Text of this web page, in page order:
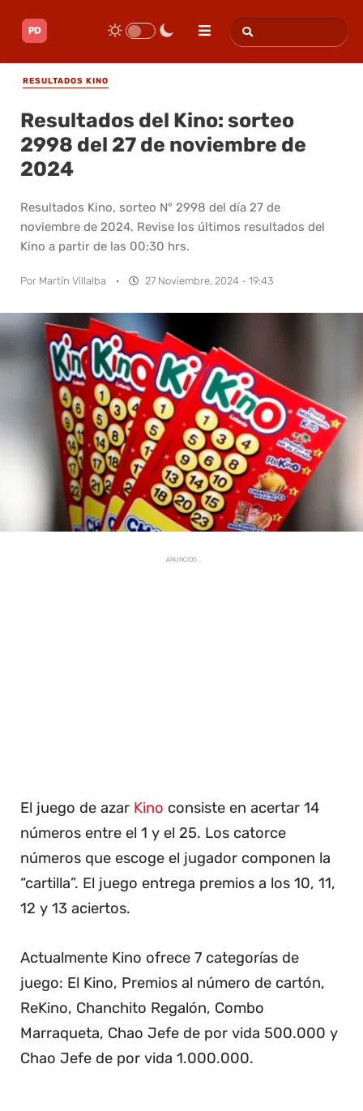
RESULTADOS KINO
Resultados del Kino: sorteo
2998 del 27 de noviembre de
2024
Resultados Kino, sorteo N° 2998 del día 27 de
noviembre de 2024. Revise los últimos resultados del
Kino a partir de las 00:30 hrs.
Por Martín Villalba · 27 Noviembre, 2024 - 19:43
ANUNCIOS
El juego de azar Kino consiste en acertar 14
números entre el 1 y el 25. Los catorce
números que escoge el jugador componen la
“cartilla”. El juego entrega premios a los 10, 11,
12 y 13 aciertos.
Actualmente Kino ofrece 7 categorías de
juego: El Kino, Premios al número de cartón,
ReKino, Chanchito Regalón, Combo
Marraqueta, Chao Jefe de por vida 500.000 y
Chao Jefe de por vida 1.000.000.